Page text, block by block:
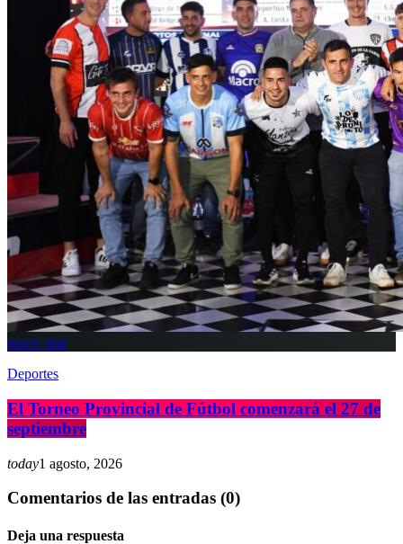
insert_link
Deportes
El Torneo Provincial de Fútbol comenzará el 27 de
septiembre
today1 agosto, 2026
Comentarios de las entradas (0)
Deja una respuesta